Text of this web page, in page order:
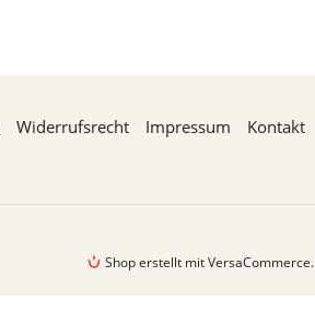
Widerrufsrecht Impressum Kontakt
Shop erstellt mit VersaCommerce.